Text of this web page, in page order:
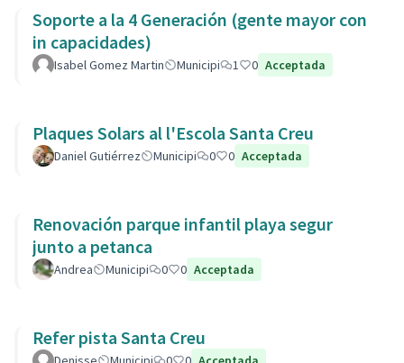
Soporte a la 4 Generación (gente mayor con
in capacidades)
Isabel Gomez Martin Municipi 1 0 Acceptada
Plaques Solars al l'Escola Santa Creu
Daniel Gutiérrez Municipi 0 0 Acceptada
Renovación parque infantil playa segur
junto a petanca
Andrea Municipi 0 0 Acceptada
Refer pista Santa Creu